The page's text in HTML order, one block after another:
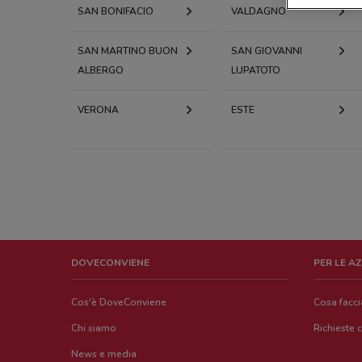
SAN BONIFACIO VALDAGNO
SAN MARTINO BUON
ALBERGO
SAN GIOVANNI
LUPATOTO
VERONA ESTE
DOVECONVIENE
Cos'è DoveConviene
Chi siamo
News e media
PER LE
Cosa
Richieste